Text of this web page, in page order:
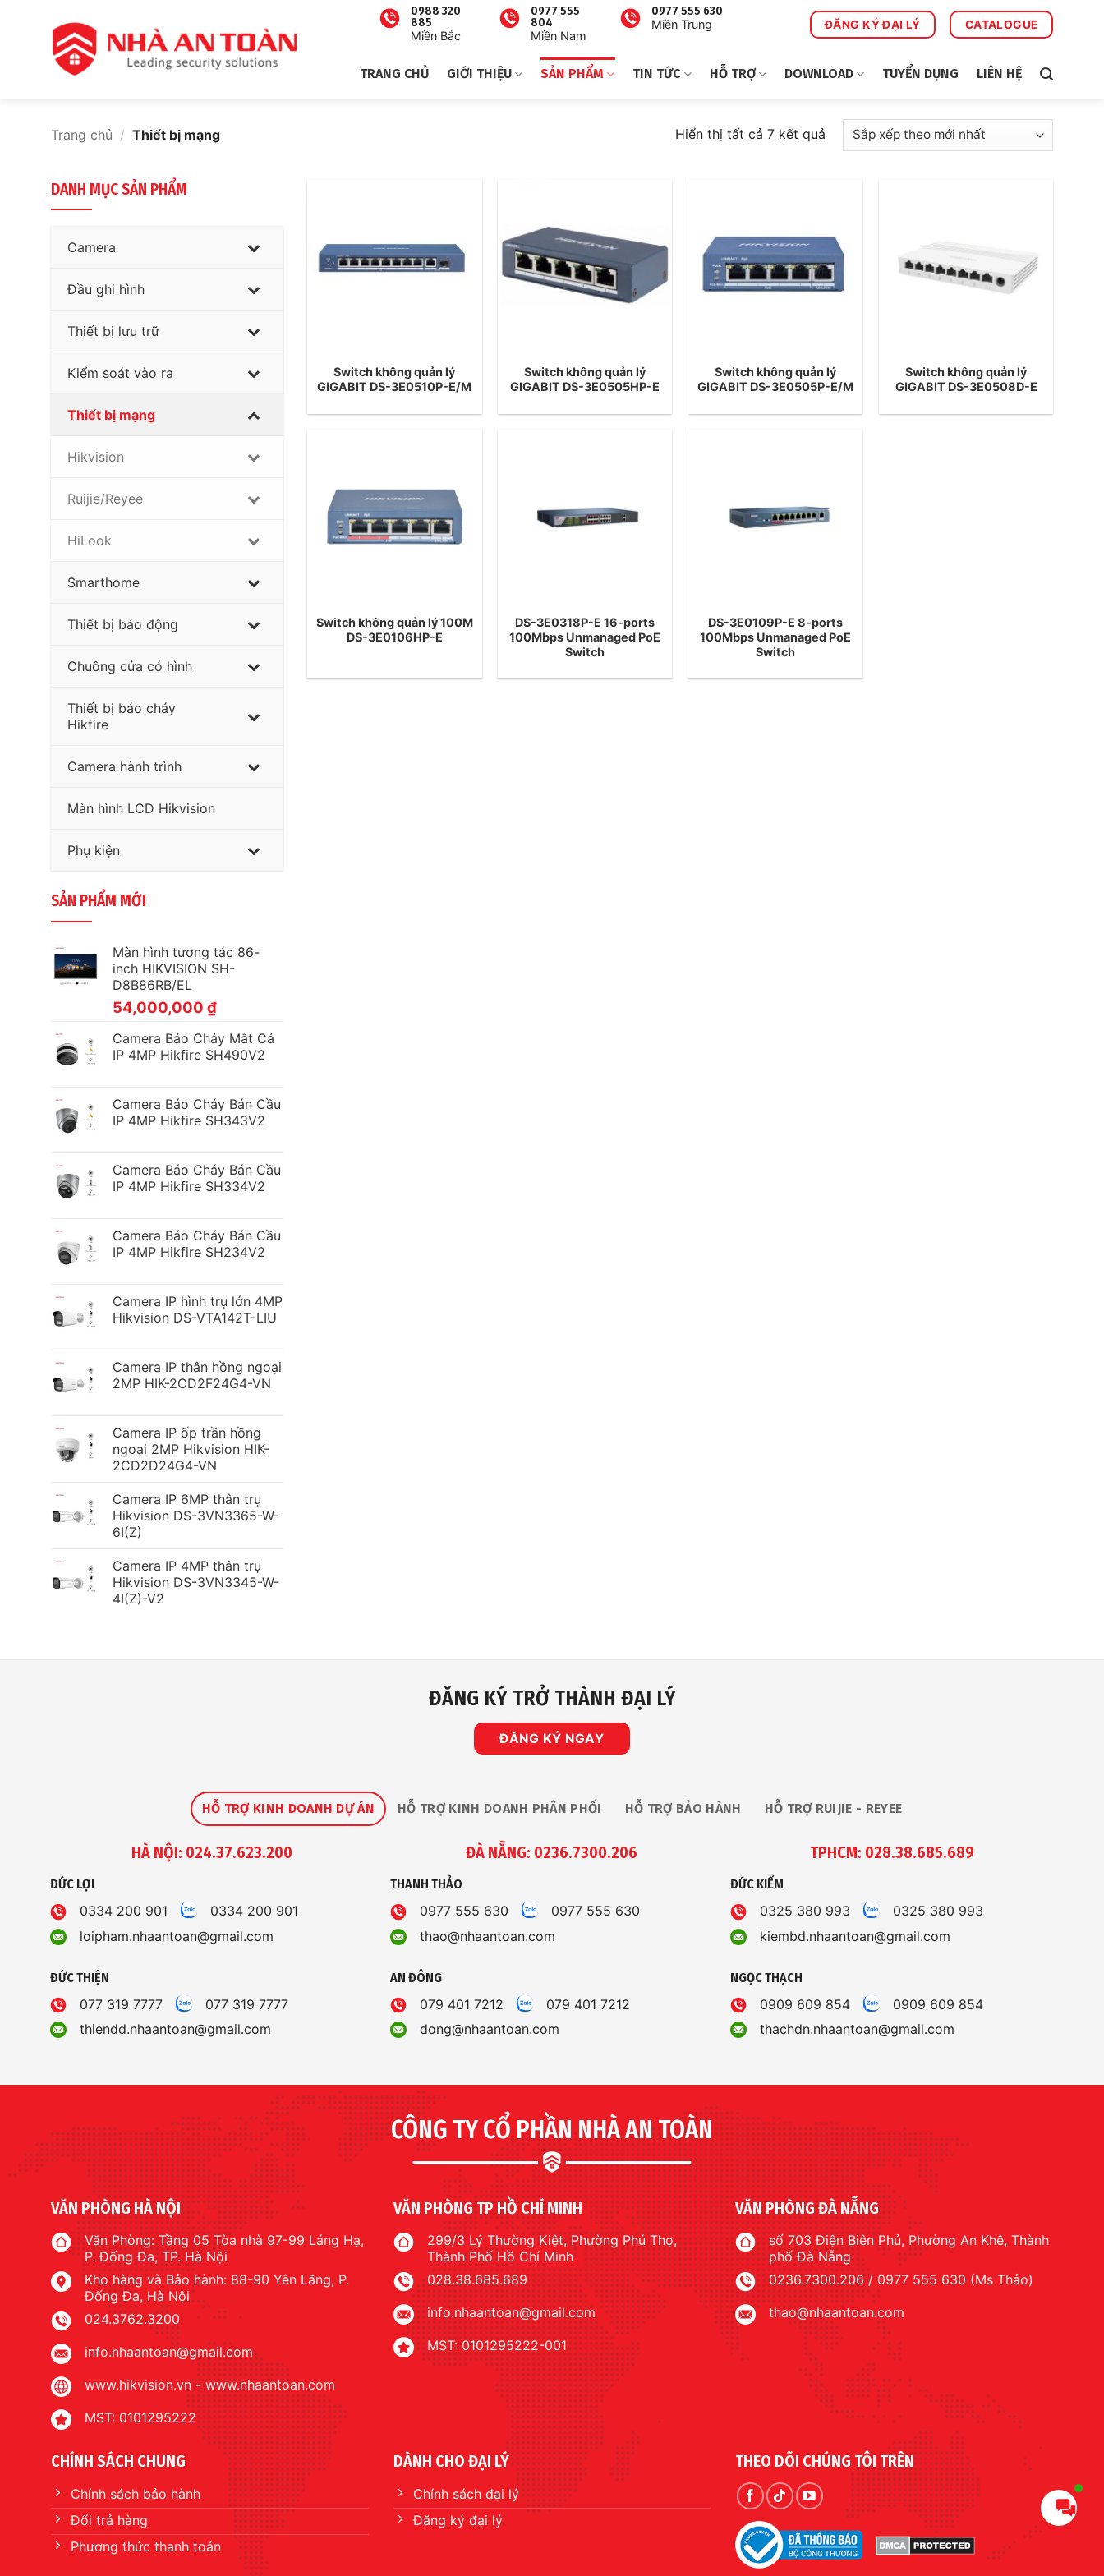
0988 320
885
Miền Bắc
0977 555
804
Miền Nam
0977 555 630
Miền Trung
ĐĂNG KÝ ĐẠI LÝ CATALOGUE
TRANG CHỦ GIỚI THIỆU SẢN PHẨM TIN TỨC HỖ TRỢ DOWNLOAD TUYỂN DỤNG LIÊN HỆ
Trang chủ / Thiết bị mạng Hiển thị tất cả 7 kết quảĐã
sắp
nhất
DANH MỤC SẢN PHẨM
Camera
Đầu ghi hình
Thiết bị lưu trữ
Kiểm soát vào ra
Thiết bị mạng
Hikvision
Ruijie/Reyee
HiLook
Smarthome
Thiết bị báo động
Chuông cửa có hình
Thiết bị báo cháy
Hikfire
Camera hành trình
Màn hình LCD Hikvision
Phụ kiện
SẢN PHẨM MỚI
Màn hình tương tác 86-
inch HIKVISION SH-
D8B86RB/EL
54,000,000 ₫
Camera Báo Cháy Mắt Cá
IP 4MP Hikfire SH490V2
Camera Báo Cháy Bán Cầu
IP 4MP Hikfire SH343V2
Camera Báo Cháy Bán Cầu
IP 4MP Hikfire SH334V2
Camera Báo Cháy Bán Cầu
IP 4MP Hikfire SH234V2
Camera IP hình trụ lớn 4MP
Hikvision DS-VTA142T-LIU
Camera IP thân hồng ngoại
2MP HIK-2CD2F24G4-VN
Camera IP ốp trần hồng
ngoại 2MP Hikvision HIK-
2CD2D24G4-VN
Camera IP 6MP thân trụ
Hikvision DS-3VN3365-W-
6I(Z)
Camera IP 4MP thân trụ
Hikvision DS-3VN3345-W-
4I(Z)-V2
Switch không quản lý
GIGABIT DS-3E0510P-E/M
Switch không quản lý
GIGABIT DS-3E0505HP-E
Switch không quản lý
GIGABIT DS-3E0505P-E/M
Switch không quản lý
GIGABIT DS-3E0508D-E
Switch không quản lý 100M
DS-3E0106HP-E
DS-3E0318P-E 16-ports
100Mbps Unmanaged PoE
Switch
DS-3E0109P-E 8-ports
100Mbps Unmanaged PoE
Switch
ĐĂNG KÝ TRỞ THÀNH ĐẠI LÝ
ĐĂNG KÝ NGAY
HỖ TRỢ KINH DOANH DỰ ÁN HỖ TRỢ KINH DOANH PHÂN PHỐI HỖ TRỢ BẢO HÀNH HỖ TRỢ RUIJIE - REYEE
HÀ NỘI: 024.37.623.200
ĐỨC LỢI
0334 200 901
0334 200 901
loipham.nhaantoan@gmail.com
ĐỨC THIỆN
077 319 7777
077 319 7777
thiendd.nhaantoan@gmail.com
ĐÀ NẴNG: 0236.7300.206
THANH THẢO
0977 555 630
0977 555 630
thao@nhaantoan.com
AN ĐÔNG
079 401 7212
079 401 7212
dong@nhaantoan.com
TPHCM: 028.38.685.689
ĐỨC KIỂM
0325 380 993
0325 380 993
kiembd.nhaantoan@gmail.com
NGỌC THẠCH
0909 609 854
0909 609 854
thachdn.nhaantoan@gmail.com
CÔNG TY CỔ PHẦN NHÀ AN TOÀN
VĂN PHÒNG HÀ NỘI
Văn Phòng: Tầng 05 Tòa nhà 97-99 Láng Hạ,
P. Đống Đa, TP. Hà Nội
Kho hàng và Bảo hành: 88-90 Yên Lãng, P.
Đống Đa, Hà Nội
024.3762.3200
info.nhaantoan@gmail.com
www.hikvision.vn-www.nhaantoan.com
MST: 0101295222
VĂN PHÒNG TP HỒ CHÍ MINH
299/3 Lý Thường Kiệt, Phường Phú Thọ,
Thành Phố Hồ Chí Minh
028.38.685.689
info.nhaantoan@gmail.com
MST: 0101295222-001
VĂN PHÒNG ĐÀ NẴNG
số 703 Điện Biên Phủ, Phường An Khê, Thành
phố Đà Nẵng
0236.7300.206 / 0977 555 630 (Ms Thảo)
thao@nhaantoan.com
CHÍNH SÁCH CHUNG
Chính sách bảo hành
Đổi trả hàng
Phương thức thanh toán
DÀNH CHO ĐẠI LÝ
Chính sách đại lý
Đăng ký đại lý
THEO DÕI CHÚNG TÔI TRÊN